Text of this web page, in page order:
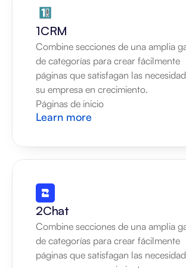
1CRM
Combine secciones de una amplia
de categorías para crear fácilmente
páginas que satisfagan las
su empresa en crecimiento.
Páginas de inicio
Learn more
2Chat
Combine secciones de una amplia
de categorías para crear fácilmente
páginas que satisfagan las